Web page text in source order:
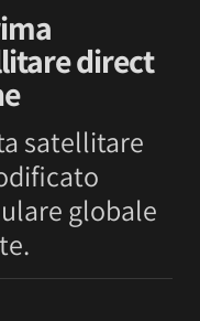
direct
satellitare
globale